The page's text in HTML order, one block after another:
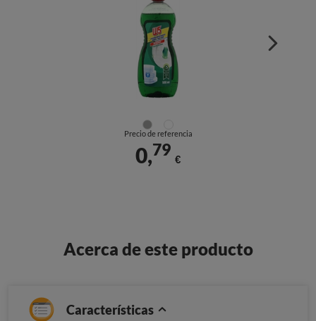
Precio de referencia
0,79
€
Acerca de este producto
Características